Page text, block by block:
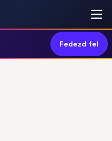
Fedezd fel